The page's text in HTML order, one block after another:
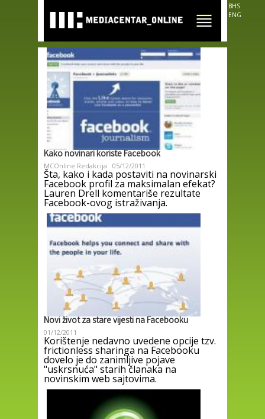
main
content
BHS
ENG
Kako novinari koriste Facebook
MCOnline Redakcija 05/12/2011
Šta, kako i kada postaviti na novinarski
Facebook profil za maksimalan efekat?
Lauren Drell komentariše rezultate
Facebook-ovog istraživanja.
Novi život za stare vijesti na Facebooku
01/12/2011
Korištenje nedavno uvedene opcije tzv.
frictionless sharinga na Facebooku
dovelo je do zanimljive pojave
"uskrsnuća" starih članaka na
novinskim web sajtovima.